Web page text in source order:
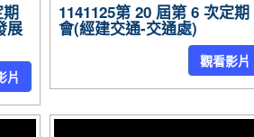
期
展
片
1141125第 20 屆第 6 次定期
會(經建交通-交通處)
觀看影片